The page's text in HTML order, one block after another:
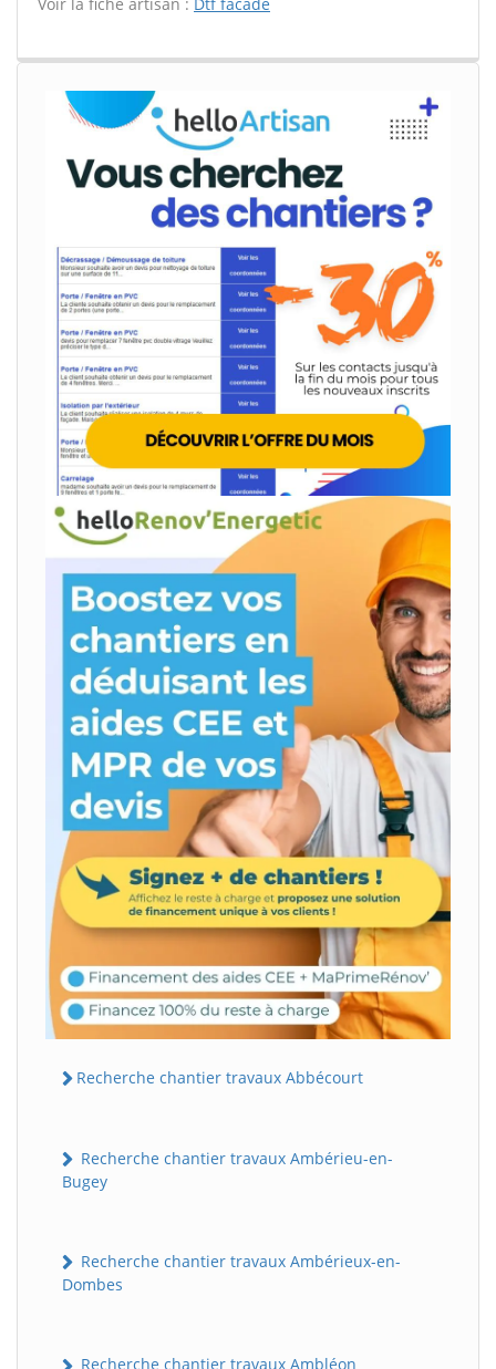
Recherche chantier travaux Abbécourt
Recherche chantier travaux Ambérieu-en-
Bugey
Recherche chantier travaux Ambérieux-en-
Dombes
Recherche chantier travaux Ambléon